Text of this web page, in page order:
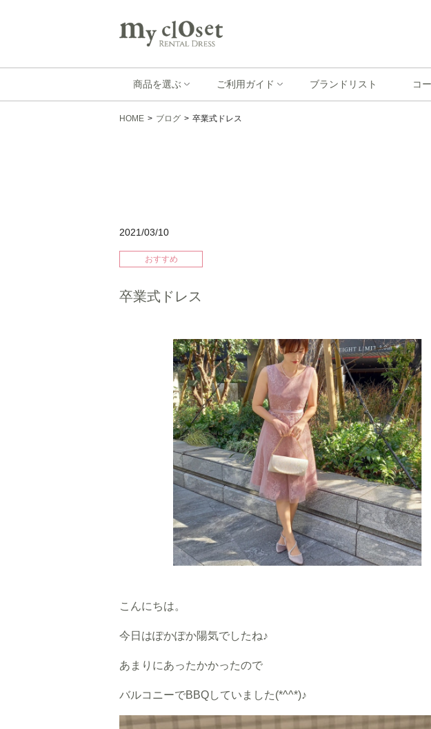
商品を選ぶ ご利用ガイド ブランドリスト コ
HOME > ブログ > 卒業式ドレス
2021/03/10
おすすめ
卒業式ドレス
こんにちは。
今日はぽかぽか陽気でしたね♪
あまりにあったかかったので
バルコニーでBBQしていました(*^^*)♪